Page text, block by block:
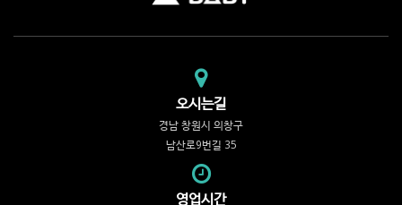
오시는길
경남 창원시 의창구
남산로9번길 35
영업시간